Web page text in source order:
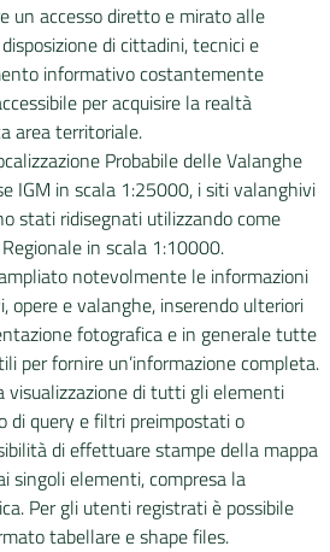
un accesso diretto e mirato alle
di cittadini, tecnici e
informativo costantemente
per acquisire la realtà
area territoriale.
Probabile delle Valanghe
IGM in scala 1:25000, i siti valanghivi
stati ridisegnati utilizzando come
in scala 1:10000.
notevolmente le informazioni
opere e valanghe, inserendo ulteriori
fotografica e in generale tutte
per fornire un’informazione completa.
di tutti gli elementi
di query e filtri preimpostati o
di effettuare stampe della mappa
singoli elementi, compresa la
Per gli utenti registrati è possibile
tabellare e shape files.